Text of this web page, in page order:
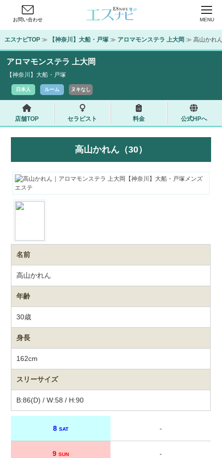
お問い合わせ MENU
エスナビTOP ≫ 【神奈川】大船・戸塚 ≫ アロマモンステラ 上大岡 ≫ 高山かれ
アロマモンステラ 上大岡
【神奈川】大船・戸塚
日本人 ルーム ヌキなし
店舗TOP セラピスト 料金 公式HPへ
高山かれん（30）
名前
高山かれん
年齢
30歳
身長
162cm
スリーサイズ
B:86(D) / W:58 / H:90
8SAT -
9SUN -